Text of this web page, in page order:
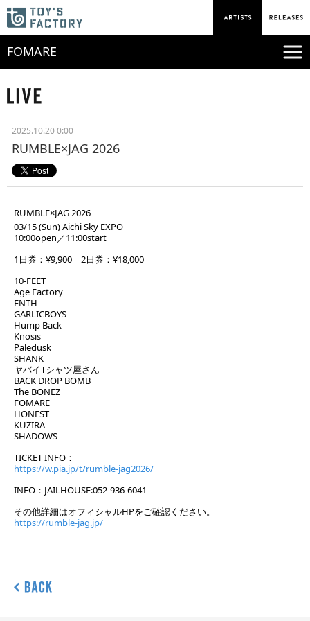
FOMARE
2025.10.20 0:00
RUMBLE×JAG 2026
RUMBLE×JAG 2026
03/15 (Sun) Aichi Sky EXPO
10:00open／11:00start
1日券：¥9,900 2日券：¥18,000
10-FEET
Age Factory
ENTH
GARLICBOYS
Hump Back
Knosis
Paledusk
SHANK
ヤバイTシャツ屋さん
BACK DROP BOMB
The BONEZ
FOMARE
HONEST
KUZIRA
SHADOWS
TICKET INFO：
https://w.pia.jp/t/rumble-jag2026/
INFO：JAILHOUSE:052-936-6041
その他詳細はオフィシャルHPをご確認ください。
https://rumble-jag.jp/